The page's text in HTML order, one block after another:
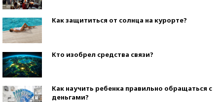
Как защититься от солнца на курорте?
Кто изобрел средства связи?
Как научить ребенка правильно обращаться с
деньгами?